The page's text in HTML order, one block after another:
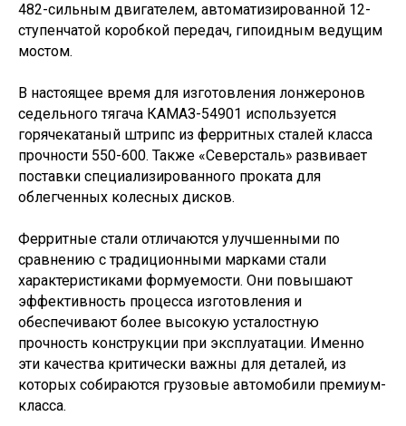
482-сильным двигателем, автоматизированной 12-
ступенчатой коробкой передач, гипоидным ведущим
мостом.
В настоящее время для изготовления лонжеронов
седельного тягача КАМАЗ-54901 используется
горячекатаный штрипс из ферритных сталей класса
прочности 550-600. Также «Северсталь» развивает
поставки специализированного проката для
облегченных колесных дисков.
Ферритные стали отличаются улучшенными по
сравнению с традиционными марками стали
характеристиками формуемости. Они повышают
эффективность процесса изготовления и
обеспечивают более высокую усталостную
прочность конструкции при эксплуатации. Именно
эти качества критически важны для деталей, из
которых собираются грузовые автомобили премиум-
класса.